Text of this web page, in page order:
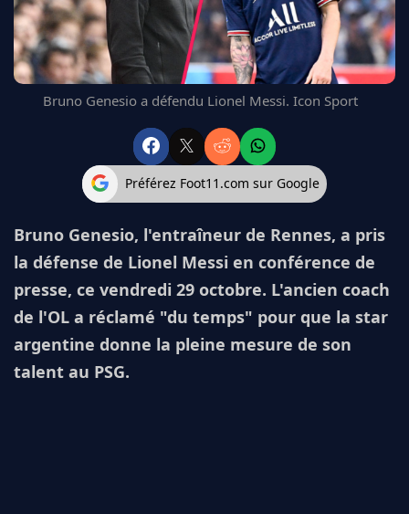
FC BARCELONE
MANCHESTER UNITED
CHELSEA
ARSENAL
BAYERN
Bruno Genesio a défendu Lionel Messi. Icon Sport
Préférez Foot11.com sur Google
Bruno Genesio, l'entraîneur de Rennes, a pris
la défense de Lionel Messi en conférence de
presse, ce vendredi 29 octobre. L'ancien coach
de l'OL a réclamé "du temps" pour que la star
argentine donne la pleine mesure de son
talent au PSG.